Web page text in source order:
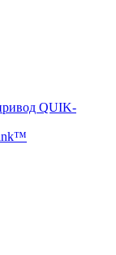
QUIK-